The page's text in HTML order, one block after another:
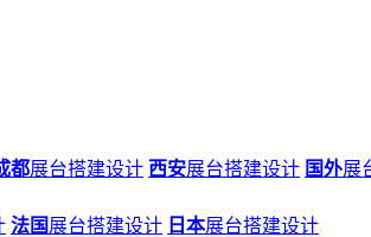
都展台搭建设计 西安展台搭建设计 国外展
法国 展台搭建设计 日本展台搭建设计